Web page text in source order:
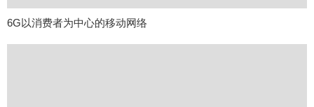
6G以消费者为中心的移动网络